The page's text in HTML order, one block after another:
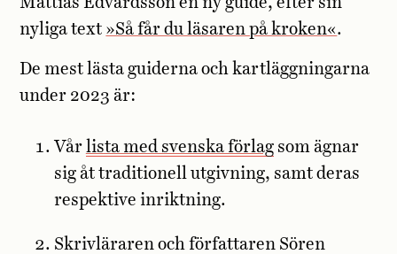
Mattias Edvardsson en ny guide, efter sin
nyliga text »Så får du läsaren på kroken«.
De mest lästa guiderna och kartläggningarna
under 2023 är:
Vår lista med svenska förlagsom ägnar
sig åt traditionell utgivning, samt deras
respektive inriktning.
Skrivläraren och författaren Sören